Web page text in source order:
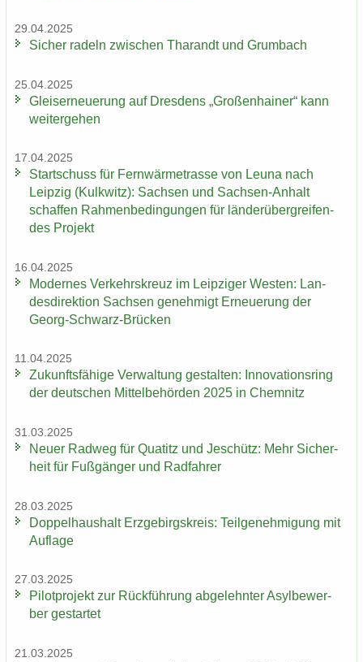
29.04.2025
Si­cher ra­deln zwi­schen Tha­randt und Grum­bach
25.04.2025
Gleis­er­neue­rung auf Dres­dens „Gro­ßen­hai­ner“ kann
wei­ter­ge­hen
17.04.2025
Start­schuss für Fern­wär­me­tras­se von Leuna nach
Leip­zig (Kulk­witz): Sach­sen und Sachsen-​Anhalt
schaf­fen Rah­men­be­din­gun­gen für län­der­über­grei­fen­
des Pro­jekt
16.04.2025
Mo­der­nes Ver­kehrs­kreuz im Leip­zi­ger Wes­ten: Lan­
des­di­rek­ti­on Sach­sen ge­neh­migt Er­neue­rung der
Georg-​Schwarz-Brücken
11.04.2025
Zu­kunfts­fä­hi­ge Ver­wal­tung ge­stal­ten: In­no­va­ti­ons­ring
der deut­schen Mit­tel­be­hör­den 2025 in Chem­nitz
31.03.2025
Neuer Rad­weg für Qua­titz und Je­schütz: Mehr Si­cher­
heit für Fuß­gän­ger und Rad­fah­rer
28.03.2025
Dop­pel­haus­halt Erz­ge­birgs­kreis: Teil­ge­neh­mi­gung mit
Auf­la­ge
27.03.2025
Pi­lot­pro­jekt zur Rück­füh­rung ab­ge­lehn­ter Asyl­be­wer­
ber ge­star­tet
21.03.2025